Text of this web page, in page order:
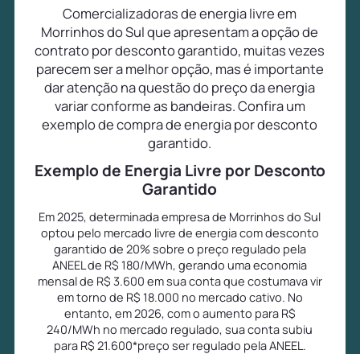
Comercializadoras de energia livre em
Morrinhos do Sul que apresentam a opção de
contrato por desconto garantido, muitas vezes
parecem ser a melhor opção, mas é importante
dar atenção na questão do preço da energia
variar conforme as bandeiras. Confira um
exemplo de compra de energia por desconto
garantido.
Exemplo de Energia Livre por Desconto
Garantido
Em 2025, determinada empresa de Morrinhos do Sul
optou pelo mercado livre de energia com desconto
garantido de 20% sobre o preço regulado pela
ANEEL de R$ 180/MWh, gerando uma economia
mensal de R$ 3.600 em sua conta que costumava vir
em torno de R$ 18.000 no mercado cativo. No
entanto, em 2026, com o aumento para R$
240/MWh no mercado regulado, sua conta subiu
para R$ 21.600*preço ser regulado pela ANEEL.